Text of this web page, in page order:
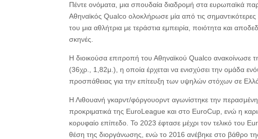
Πέντε ονόματα, μια σπουδαία διαδρομή στα ευρωπαϊκά
Αθηναϊκός Qualco ολοκλήρωσε μία από τις
του μια αθλήτρια με τεράστια εμπειρία, ποιότητα και
σκηνές.
Η διοικούσα επιτροπή του Αθηναϊκού Qualco
(36χρ., 1,82μ.), η οποία έρχεται να ενισχύσει την ομάδα
προσπάθειας για την επίτευξη των υψηλών στόχων σε
Η Λιθουανή γκαρντ/φόργουορντ αγωνίστηκε την
προκριματικά της EuroLeague και στο EuroCup, ενώ η
κορυφαίο επίπεδο. Το 2023 έφτασε μέχρι τον τελικό του
θέση της διοργάνωσης, ενώ το 2016 ανέβηκε στο βάθρο